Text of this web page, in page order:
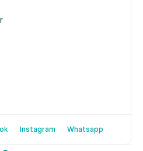
Instagram Whatsapp